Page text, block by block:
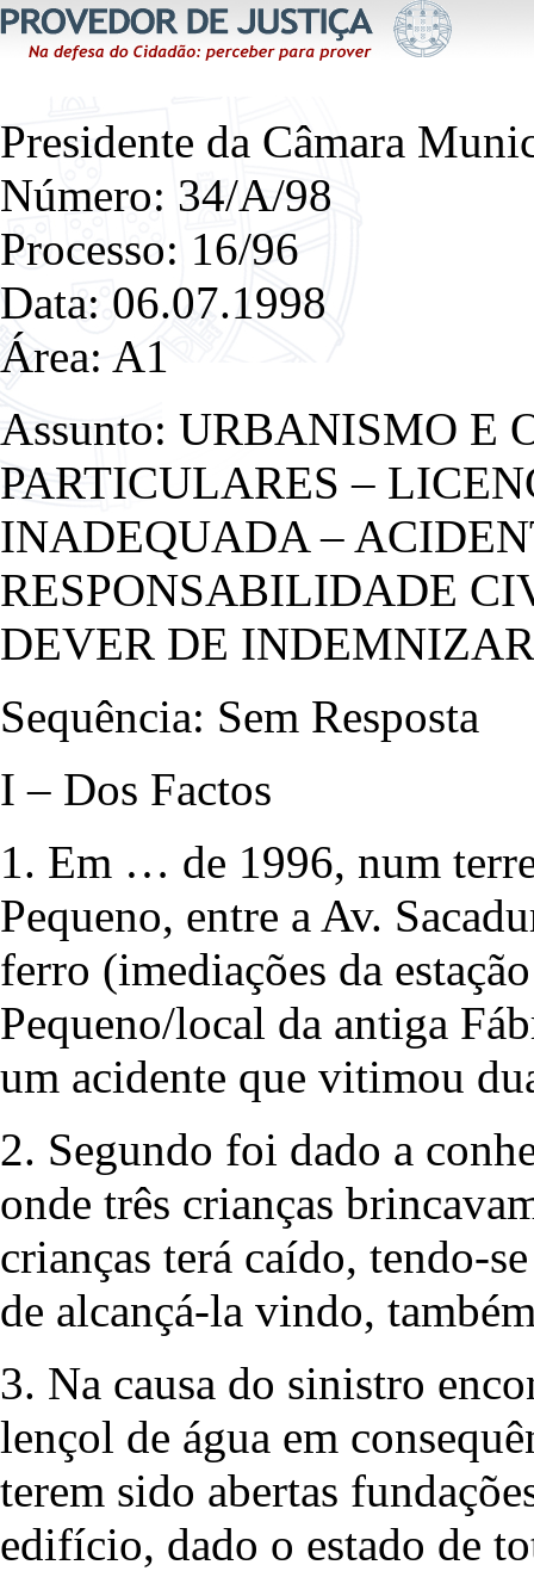
Presidente da Câmara
Número: 34/A/98
Processo: 16/96
Data: 06.07.1998
Área: A1
Assunto: URBANISMO E
PARTICULARES –
INADEQUADA –
RESPONSABILIDADE
DEVER DE INDEMNIZAR
Sequência: Sem Resposta
I – Dos Factos
1. Em … de 1996, num
Pequeno, entre a Av.
ferro (imediações da
Pequeno/local da antiga
um acidente que vitimou
2. Segundo foi dado a
onde três crianças
crianças terá caído, tendo-
de alcançá-la vindo,
3. Na causa do sinistro
lençol de água em
terem sido abertas
edifício, dado o estado de